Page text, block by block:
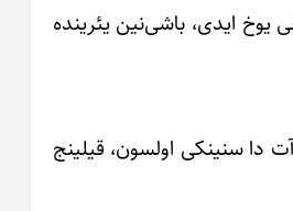
یوخ ایدی، باشی‌نین یئرینده
دا سنینکی اولسون، قیلینج